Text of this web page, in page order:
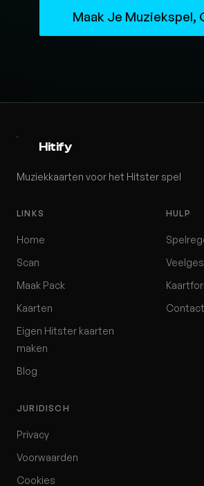
Maak Je Muziekspel,
Hitify
Muziekkaarten voor het Hitster spel
LINKS
Home
Scan
Maak Pack
Kaarten
Eigen Hitster kaarten
maken
Blog
HULP
Contact
JURIDISCH
Privacy
Voorwaarden
Cookies